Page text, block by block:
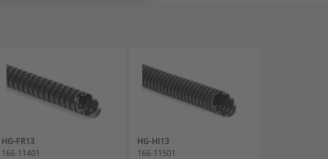
HG-FR13
166-11401
HG-HI13
166-11501